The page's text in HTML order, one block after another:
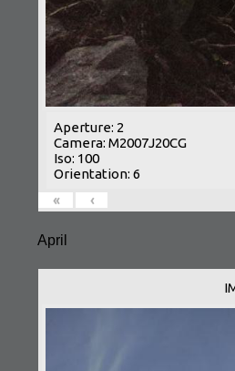
Aperture: 2
Camera: M2007J20CG
Iso: 100
Orientation: 6
«
‹
April